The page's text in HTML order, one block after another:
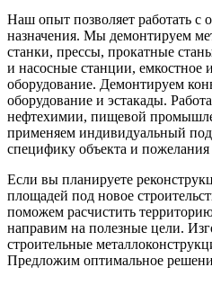
Наш опыт позволяет работать с
назначения. Мы демонтируем
станки, прессы, прокатные
и насосные станции, емкостное
оборудование. Демонтируем
оборудование и эстакады.
нефтехимии, пищевой
применяем индивидуальный
специфику объекта и пожелания
Если вы планируете
площадей под новое
поможем расчистить
направим на полезные цели.
строительные
Предложим оптимальное